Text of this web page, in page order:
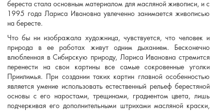
береста стала основным материалом для масляной живописи, и с
1995 года Лариса Ивановна увлеченно занимается живописью
на бересте.
Что бы ни изображала художница, чувствуется, что человек и
природа в ее работах живут одним дыханием. Бесконечно
влюбленная в Сибирскую природу, Лариса Ивановна стремится
перенести на свои картины все самые сокровенные уголки
Приилимья. При создании таких картин главной особенностью
является умение использовать естественный рельеф берестяной
основы с его наростами, трещинами, градиентом цвета, лишь
подчеркивая его дополнительными штрихами масляной краски,